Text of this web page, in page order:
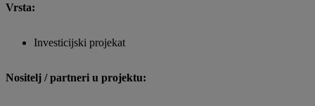
Vrsta:
Investicijski projekat
Nositelj / partneri u projektu: